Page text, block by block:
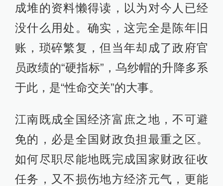
成堆的资料懒得读，以为对今人已经
没什么用处。确实，这完全是陈年旧
账，琐碎繁复，但当年却成了政府官
员政绩的“硬指标”，乌纱帽的升降多系
于此，是“性命交关”的大事。
江南既成全国经济富庶之地，不可避
免的，必是全国财政负担最重之区。
如何尽职尽能地既完成国家财政征收
任务，又不损伤地方经济元气，更能